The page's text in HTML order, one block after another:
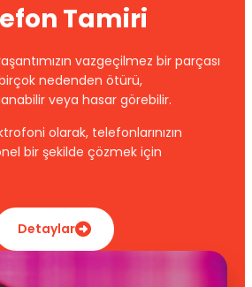
Tamiri
vazgeçilmez bir parçası
nedenden ötürü,
veya hasar görebilir.
olarak, telefonlarınızın
bir şekilde çözmek için
Detaylar